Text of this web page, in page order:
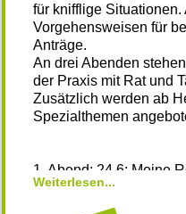
für knifflige
Vorgehensweisen für
Anträge.
An drei Abenden
der Praxis mit Rat und
Zusätzlich werden ab
Spezialthemen
1. Abend: 24.6: Meine
Behördenbegleitung
Angelika Schmiedt da
Weiterlesen...